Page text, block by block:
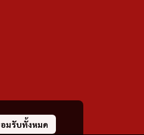
มรับทั้งหมด